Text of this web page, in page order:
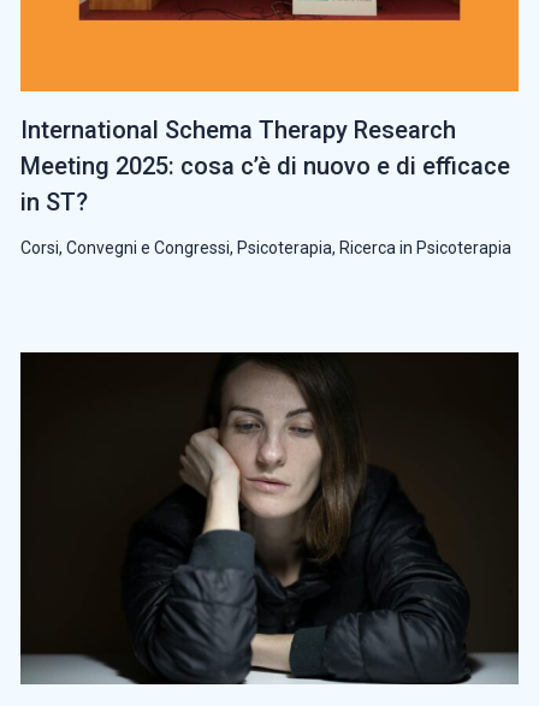
International Schema Therapy Research
Meeting 2025: cosa c’è di nuovo e di efficace
in ST?
Corsi, Convegni e Congressi, Psicoterapia, Ricerca in Psicoterapia